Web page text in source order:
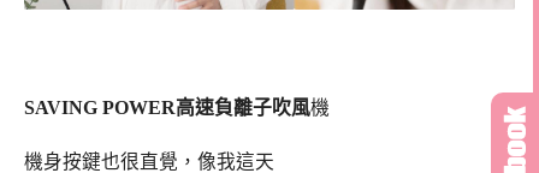
SAVING POWER高速負離子吹風機
機身按鍵也很直覺，像我這天